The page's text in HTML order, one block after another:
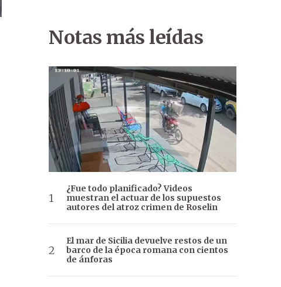
Notas más leídas
¿Fue todo planificado? Videos
muestran el actuar de los supuestos
autores del atroz crimen de Roselin
El mar de Sicilia devuelve restos de un
barco de la época romana con cientos
de ánforas